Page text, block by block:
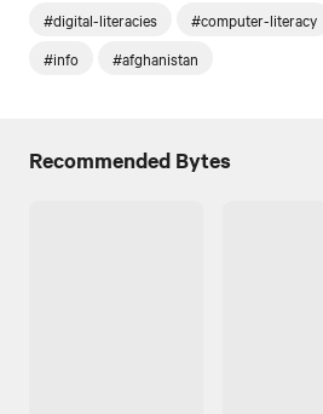
#digital-literacies #computer-literacy
#info
#afghanistan
Recommended Bytes